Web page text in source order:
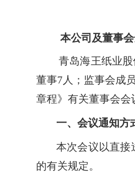
本公司及董事
青岛海王纸业
董事7人；监事会成
章程》有关董事会会
一、会议通知方
本次会议以直接
的有关规定。